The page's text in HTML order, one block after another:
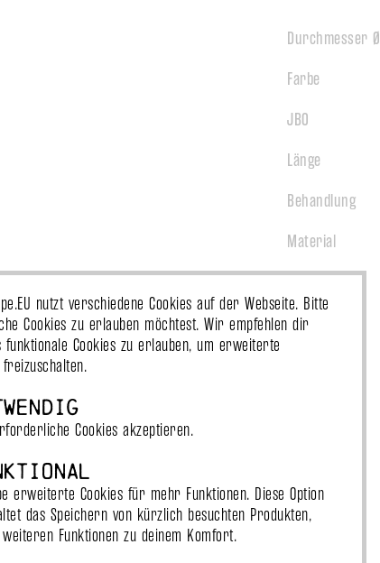
Durchmesser Ø
Farbe
JBO
Länge
Behandlung
Material
Festigkeit
Dort wird es vorallem dank der hohen
für Suspension-Uplines oder zum
kann es benutzt werden.
auch für intime Spiele.
nutzt verschiedene Cookies auf der Webseite. Bitte
Cookies zu erlauben möchtest. Wir empfehlen dir
funktionale Cookies zu erlauben, um erweiterte
Cookies akzeptieren.
erweiterte Cookies für mehr Funktionen. Diese Option
das Speichern von kürzlich besuchten Produkten,
Funktionen zu deinem Komfort.